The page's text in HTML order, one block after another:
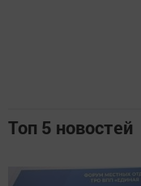
Топ 5 новостей